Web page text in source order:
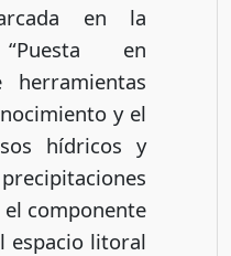
en la
en
herramientas
y el
hídricos y
componente
espacio litoral